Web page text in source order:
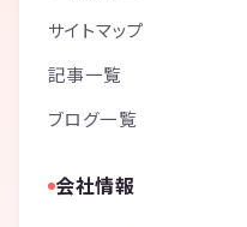
サイトマップ
記事一覧
ブログ一覧
会社情報